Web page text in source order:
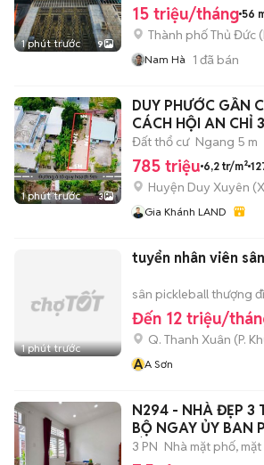
1 phút trước 9
15 triệu/tháng 56
Thành phố Thủ Đức (
Nam Hà 1 đã bán
1 phút trước 3
DUY PHƯỚC GẦN
CÁCH HỘI AN CHỈ
785TR
Đất thổ cư Ngang 5 m
785 triệu 6,2 tr/m²
Huyện Duy Xuyên (
Gia Khánh LAND
1 phút trước
tuyển nhân viên
sân pickleball thượng
Đến 12 triệu/
Q. Thanh Xuân (P.
AA Sơn
N294 - NHÀ ĐẸP 3
BỘ NGAY ỦY BAN
BÌNH
3 PN Nhà mặt phố,